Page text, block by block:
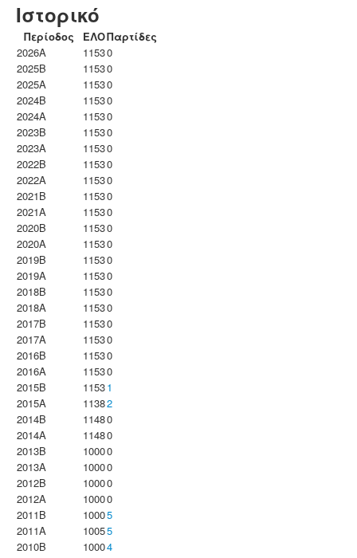
Ιστορικό
Περίοδος ΕΛΟΠαρτίδες
2026A
11530
2025B
11530
2025A
11530
2024B
11530
2024A
11530
2023B
11530
2023Α
11530
2022B
11530
2022A
11530
2021B
11530
2021A
11530
2020B
11530
2020A
11530
2019B
11530
2019A
11530
2018B
11530
2018A
11530
2017B
11530
2017A
11530
2016B
11530
2016A
11530
2015B
11531
2015A
11382
2014B
11480
2014A
11480
2013B
10000
2013A
10000
2012B
10000
2012A
10000
2011B
10005
2011A
10055
2010B
10004